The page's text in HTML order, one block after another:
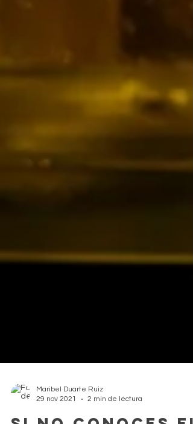
29 nov 2021
2 min de lectura